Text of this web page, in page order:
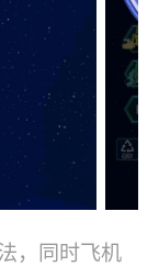
，同时飞机